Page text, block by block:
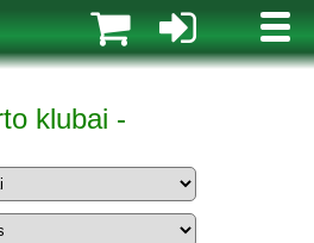
MENIU
klubai -